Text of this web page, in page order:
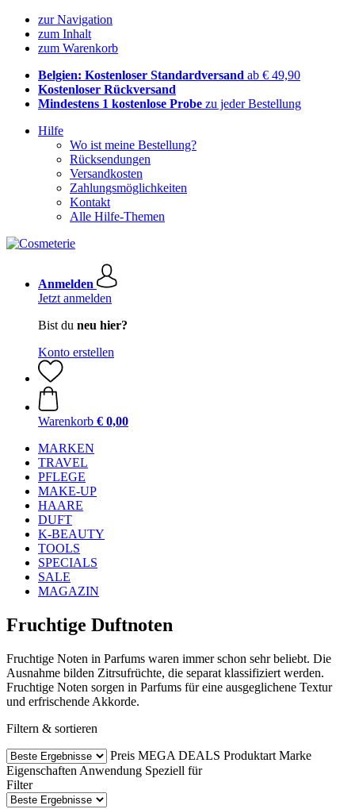
zur Navigation
zum Inhalt
zum Warenkorb
Belgien: Kostenloser Standardversand ab € 49,90
Kostenloser Rückversand
Mindestens 1 kostenlose Probe zu jeder Bestellung
Hilfe
Wo ist meine Bestellung?
Rücksendungen
Versandkosten
Zahlungsmöglichkeiten
Kontakt
Alle Hilfe-Themen
Anmelden
Jetzt anmelden
Bist du neu hier?
Konto erstellen
Warenkorb € 0,00
MARKEN
TRAVEL
PFLEGE
MAKE-UP
HAARE
DUFT
K-BEAUTY
TOOLS
SPECIALS
SALE
MAGAZIN
Fruchtige Duftnoten
Fruchtige Noten in Parfums waren immer schon sehr beliebt. Die
Ausnahme bilden Zitrsufrüchte, die separat klassifiziert werden.
Fruchtige Noten sorgen in Parfums für eine ausgeglichene Textur
und erfrischende Akkorde.
Filtern & sortieren
Preis MEGA DEALS Produktart Marke
Eigenschaften Anwendung Speziell für
Filter